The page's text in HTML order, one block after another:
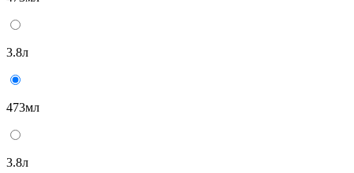
3.8л
473мл
3.8л